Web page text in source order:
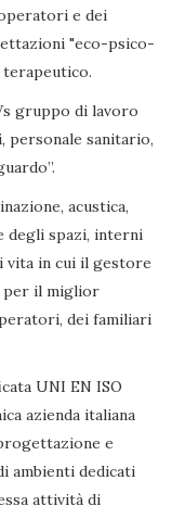
e dei
"eco-psico-
gruppo di lavoro
personale sanitario,
acustica,
degli spazi, interni
vita in cui il gestore
per il miglior
dei familiari
UNI EN ISO
azienda italiana
e
ambienti dedicati
attività di